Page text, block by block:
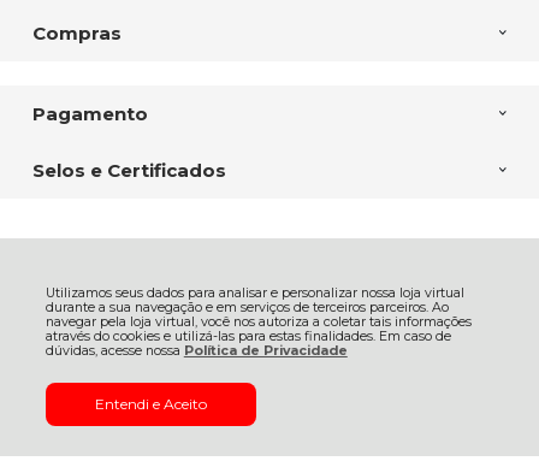
Utilizamos seus dados para analisar e personalizar nossa loja virtual
durante a sua navegação e em serviços de terceiros parceiros. Ao
navegar pela loja virtual, você nos autoriza a coletar tais informações
através do cookies e utilizá-las para estas finalidades. Em caso de
dúvidas, acesse nossa Política de Privacidade
Entendi e Aceito
Compras
Pagamento
Selos e Certificados
- 6338 - Uberaba - 81560-000 - Curitiba - PR
CNPJ: 03.444.274/0001-68 | © Todos os direitos reservados - Casa das
Furadeiras - 2026